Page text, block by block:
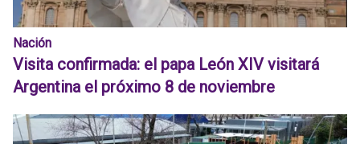
Nación
Visita confirmada: el papa León XIV visitará
Argentina el próximo 8 de noviembre